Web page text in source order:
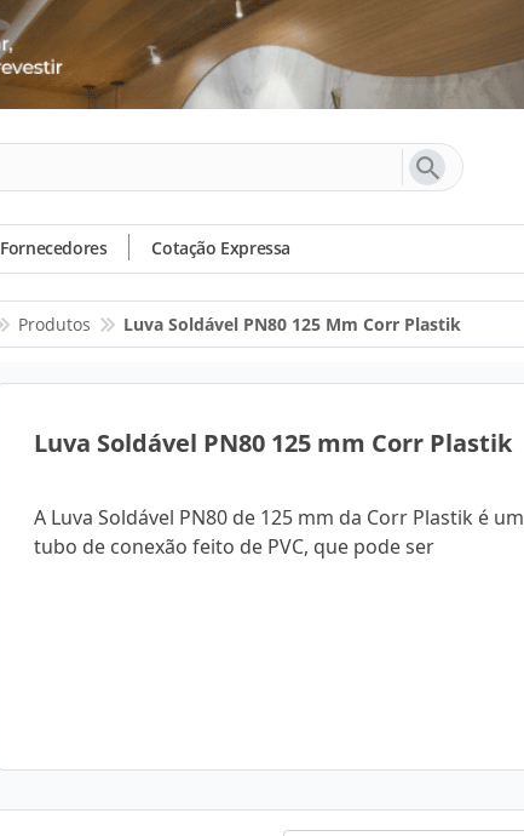
Fornecedores Cotação Expressa
Produtos Luva Soldável PN80 125 Mm Corr Plastik
Luva Soldável PN80 125 mm Corr Plastik
A Luva Soldável PN80 de 125 mm da Corr Plastik é um
tubo de conexão feito de PVC, que pode ser